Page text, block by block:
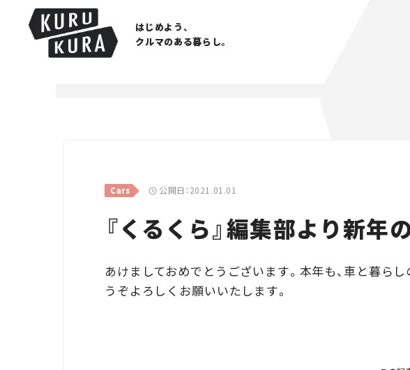
はじめよう、
クルマのある暮らし。
Cars 公開日：2021.01.01
『くるくら』編集部より新年
あけましておめでとうございます。本年も、車と暮ら
うぞよろしくお願いいたします。